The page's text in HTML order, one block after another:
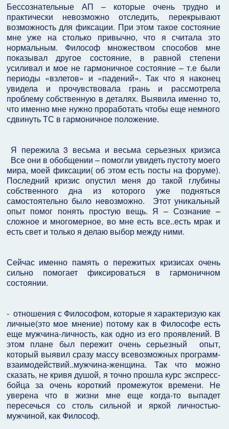
Бессознательные АП – которые очень трудно и
практически невозможно отследить, перекрывают
возможность для фиксации. При этом такое состояние
мне уже на столько привычно, что я считала это
нормальным. Философ множеством способов мне
показывал другое состояние, в равной степени
усиливал и мое не гармоничное состояние – т.е были
периоды «взлетов» и «падений». Так что я наконец
увидела и прочувствовала грань и рассмотрела
проблему собственную в деталях. Выявила именно то,
что именно мне нужно проработать чтобы еще немного
сдвинуть ТС в гармоничное положение.
Я пережила 3 весьма и весьма серьезных кризиса
Все они в обобщении – помогли увидеть пустоту моего
мира, моей фиксации( об этом есть посты на форуме).
Последний кризис опустил меня до такой глубины
собственного дна из которого уже подняться
самостоятельно было невозможно. Этот уникальный
опыт помог понять простую вещь. Я – Сознание –
сложное и многомерное, во мне есть все..есть мрак и
есть свет и только я делаю выбор между ними.
Сейчас именно память о пережитых кризисах очень
сильно помогает фиксироваться в гармоничном
состоянии.
- отношения с Философом, которые я характеризую как
личные(это мое мнение) потому как в Философе есть
еще мужчина-личность, как одно из его проявлений. В
этом плане был пережит очень серьезный опыт,
который выявил сразу массу всевозможных программ-
взаимодействий..мужчина-женщина. Так что можно
сказать, не кривя душой, я точно прошла курс экспресс-
бойца за очень короткий промежуток времени. Не
уверена что в жизни мне еще когда-то выпадет
пересечься со столь сильной и яркой личностью-
мужчиной, как Философ.